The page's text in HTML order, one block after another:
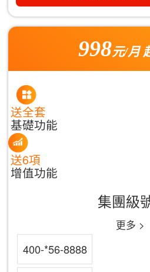
998元/月
送全套
基礎功能
送6項
增值功能
集團級
更多 >
400-*56-8888